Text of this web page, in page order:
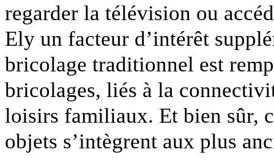
regarder la télévision ou
Ely un facteur d’intérêt
bricolage traditionnel est
bricolages, liés à la
loisirs familiaux. Et bien sûr,
objets s’intègrent aux plus